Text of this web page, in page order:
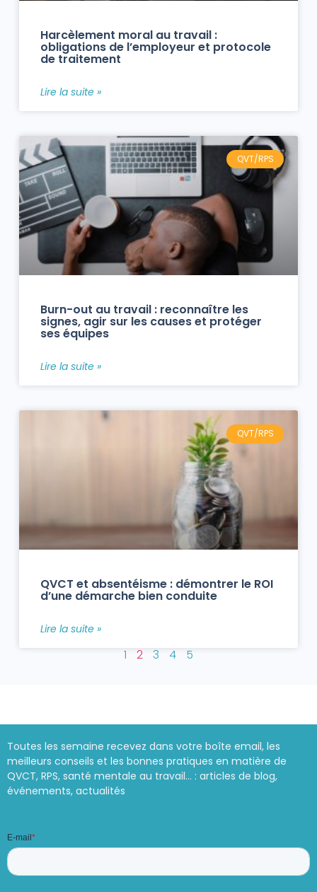
Harcèlement moral au travail :
obligations de l’employeur et protocole
de traitement
Lire la suite »
QVT/RPS
Burn-out au travail : reconnaître les
signes, agir sur les causes et protéger
ses équipes
Lire la suite »
QVT/RPS
QVCT et absentéisme : démontrer le ROI
d’une démarche bien conduite
Lire la suite »
1 2 3 4 5
Toutes les semaine recevez dans votre boîte email, les
meilleurs conseils et les bonnes pratiques en matière de
QVCT, RPS, santé mentale au travail… : articles de blog,
événements, actualités